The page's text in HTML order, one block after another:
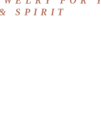
SPIRIT